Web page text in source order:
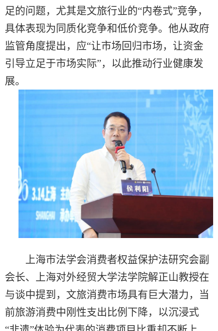
足的问题，尤其是文旅行业的“内卷式”竞争，
具体表现为同质化竞争和低价竞争。他从政府
监管角度提出，应“让市场回归市场，让资金
引导立足于市场实际”，以此推动行业健康发
展。
上海市法学会消费者权益保护法研究会副
会长、上海对外经贸大学法学院解正山教授在
与谈中提到，文旅消费市场具有巨大潜力，当
前旅游消费中刚性支出比例下降，以沉浸式